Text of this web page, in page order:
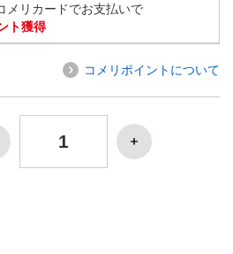
メリカードでお支払いで
ト獲得
コメリポイントについて